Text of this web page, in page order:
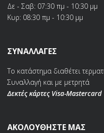
Δε - Σαβ: 07:30 πμ - 10:30 μμ
Κυρ: 08:30 πμ - 10:30 μμ
ΣΥΝΑΛΛΑΓΕΣ
Το κατάστημα διαθέτει
Συναλλαγή και με μετρητά
Δεκτές κάρτες Visa-Mastercard
ΑΚΟΛΟΥΘΗΣΤΕ ΜΑΣ